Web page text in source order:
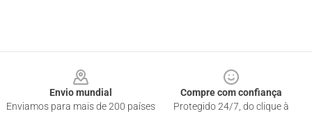
Envio mundial
Enviamos para mais de 200 países
Compre com confiança
Protegido 24/7, do clique à